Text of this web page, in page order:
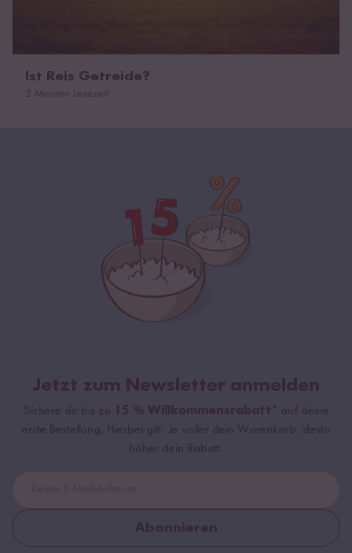
Ist Reis Getreide?
Jetzt zum Newsletter anmelden
Sichere dir bis zu 15 % Willkommensrabatt* auf deine
erste Bestellung. Hierbei gilt: Je voller dein Warenkorb, desto
höher dein Rabatt.
Abonnieren